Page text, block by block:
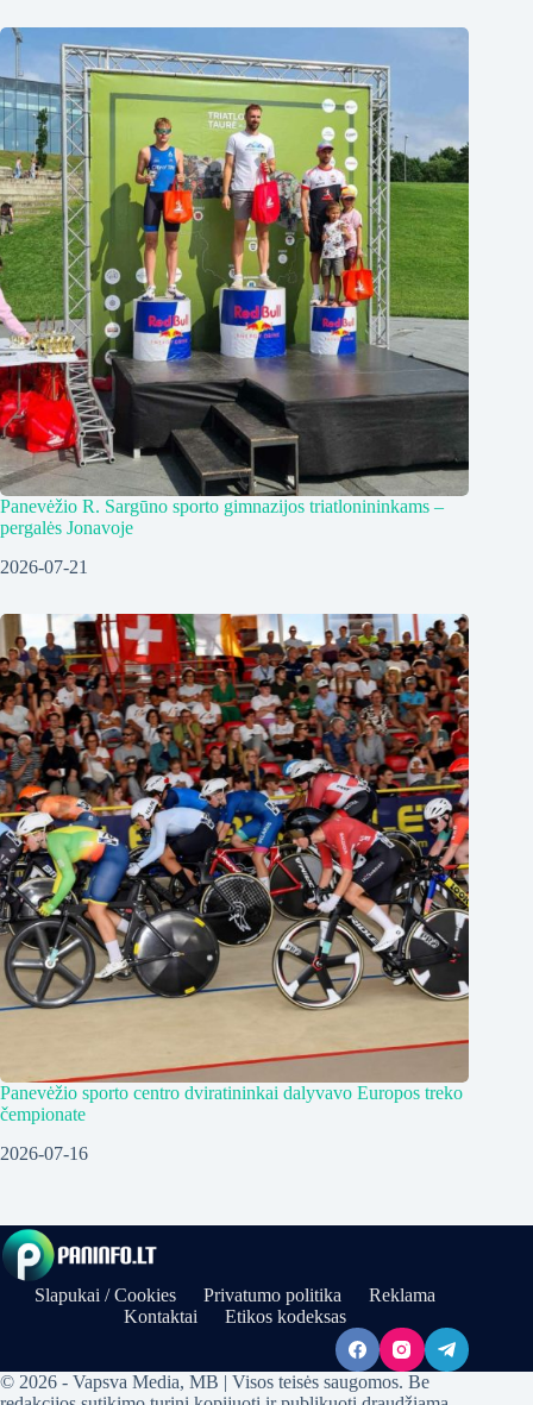
Panevėžio R. Sargūno sporto gimnazijos triatlonininkams –
pergalės Jonavoje
2026-07-21
Panevėžio sporto centro dviratininkai dalyvavo Europos treko
čempionate
2026-07-16
Slapukai / Cookies Privatumo politika
Reklama
Kontaktai
Etikos kodeksas
© 2026 - Vapsva Media, MB | Visos teisės saugomos. Be